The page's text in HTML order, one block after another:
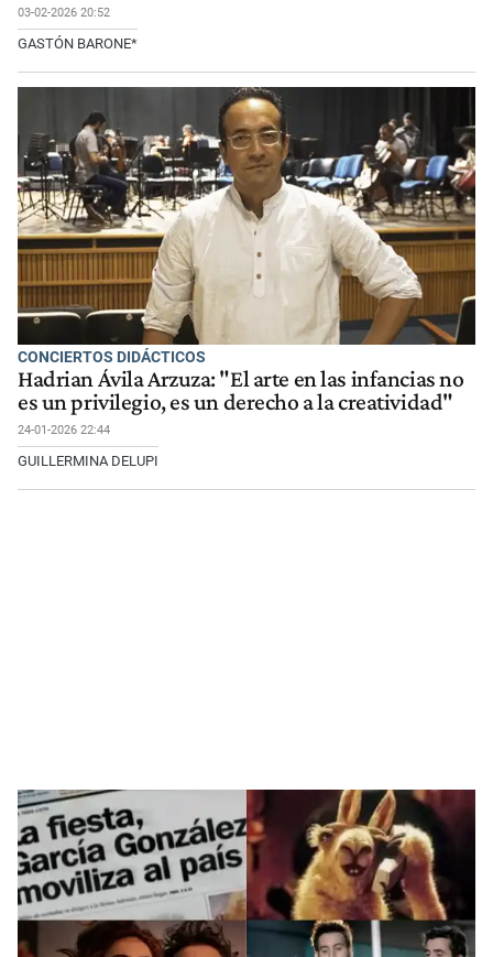
03-02-2026 20:52
GASTÓN BARONE*
CONCIERTOS DIDÁCTICOS
Hadrian Ávila Arzuza: "El arte en las infancias no
es un privilegio, es un derecho a la creatividad"
24-01-2026 22:44
GUILLERMINA DELUPI